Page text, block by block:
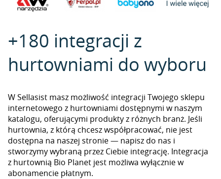
+180 integracji z
hurtowniami do wyboru
W Sellasist masz możliwość integracji Twojego sklepu
internetowego z hurtowniami dostępnymi w naszym
katalogu, oferującymi produkty z różnych branż. Jeśli
hurtownia, z którą chcesz współpracować, nie jest
dostępna na naszej stronie — napisz do nas i
stworzymy wybraną przez Ciebie integrację. Integracja
z hurtownią Bio Planet jest możliwa wyłącznie w
abonamencie płatnym.